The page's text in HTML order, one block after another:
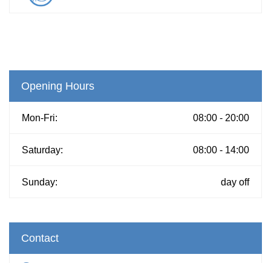
Opening Hours
Mon-Fri: 08:00 - 20:00
Saturday: 08:00 - 14:00
Sunday: day off
Contact